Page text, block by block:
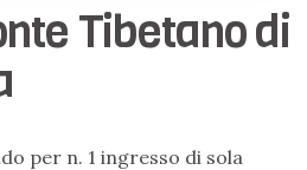
Tibetano di
per n. 1 ingresso di sola